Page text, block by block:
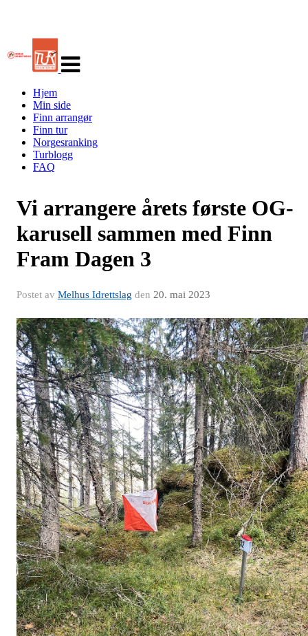
navigasjon
Hjem
Min side
Finn arrangør
Finn tur
Norgesranking
Turblogg
FAQ
Vi arrangere årets første OG-
karusell sammen med Finn
Fram Dagen 3
Postet av Melhus Idrettslag den 20. mai 2023